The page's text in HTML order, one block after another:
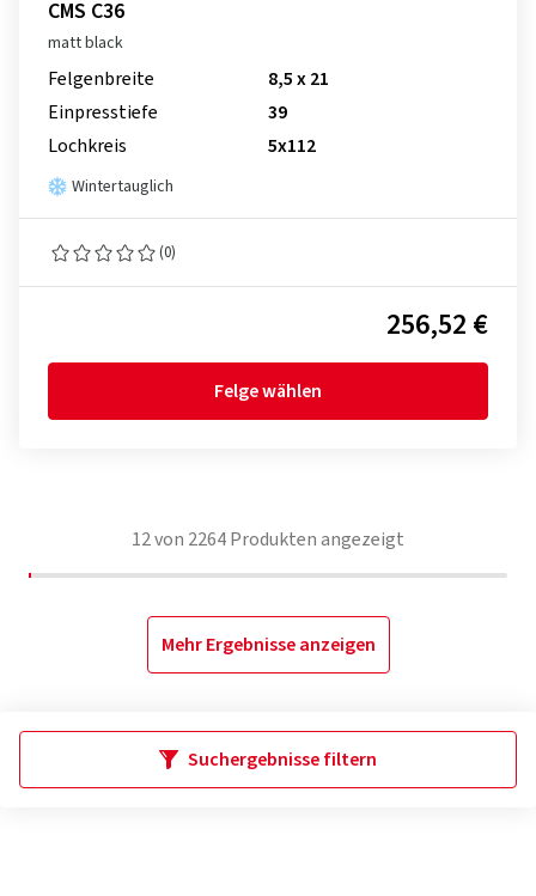
CMS C36
matt black
Felgenbreite
8,5 x 21
Einpresstiefe
39
Lochkreis
5x112
Wintertauglich
(0)
256,52 €
Felge wählen
12von 2264Produkten angezeigt
Mehr Ergebnisse anzeigen
Suchergebnisse filtern